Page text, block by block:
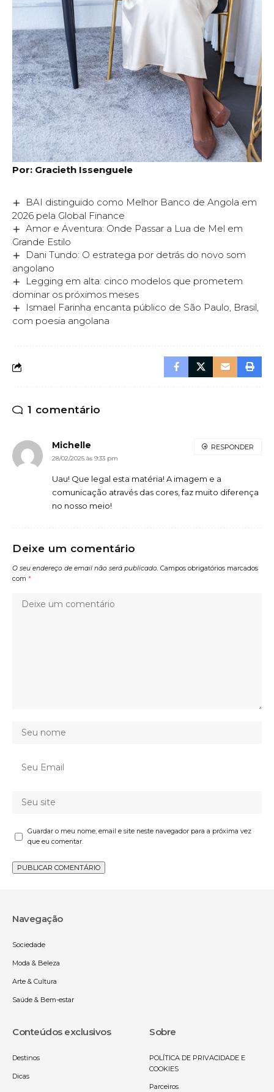
Por: Gracieth Issenguele
BAI distinguido como Melhor Banco de Angola em
2026 pela Global Finance
Amor e Aventura: Onde Passar a Lua de Mel em
Grande Estilo
Dani Tundo: O estratega por detrás do novo som
angolano
Legging em alta: cinco modelos que prometem
dominar os próximos meses
Ismael Farinha encanta público de São Paulo, Brasil,
com poesia angolana
1 comentário
Michelle
28/02/2025 às 9:33 pm
Uau! Que legal esta matéria! A imagem e a
comunicação através das cores, faz muito diferença
no nosso meio!
RESPONDER
Deixe um comentário
O seu endereço de email não será publicado. Campos obrigatórios marcados
com *
Guardar o meu nome, email e site neste navegador para a próxima vez
que eu comentar.
Navegação
Sociedade
Moda & Beleza
Arte & Cultura
Saúde & Bem-estar
Conteúdos exclusivos
Destinos
Dicas
Sobre
POLÍTICA DE PRIVACIDADE E
COOKIES
Parceiros